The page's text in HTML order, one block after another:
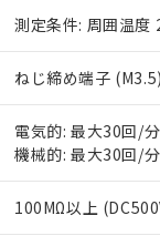
測定条件: 周囲温
ねじ締め端子 (M3.5)
電気的: 最大30回/分
機械的: 最大30回/分
100MΩ以上
在庫状況
す。
マイパー
ている必
お客様が
が、当社
※当社の共
いる法人
部品在庫の切り
※3 非含有証
下記の非含有証
EU RoHS指令
※2 環境保護
「10」：通常の
味します。
「－」：未確認
また当社
たしませ
機器
白
受注